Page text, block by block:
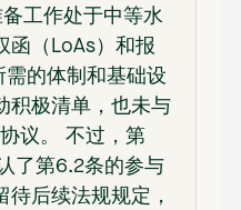
工作处于中等水
函（LoAs）和报
需的体制和基础设
积极清单，也未与
议。 不过，第
了第6.2条的参与
待后续法规规定，